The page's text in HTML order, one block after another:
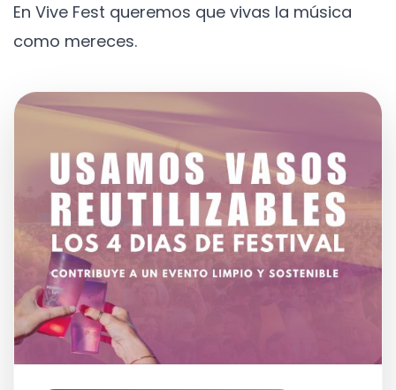
En Vive Fest queremos que vivas la música
como mereces.